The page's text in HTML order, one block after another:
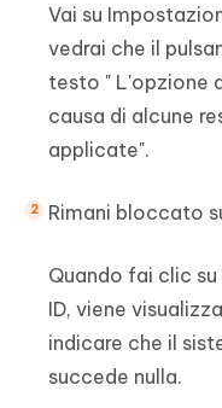
Vai su
vedrai che il
testo " L'opzione
causa di alcune
applicate".
Rimani bloccato
Quando fai clic
ID, viene
indicare che il
succede nulla.